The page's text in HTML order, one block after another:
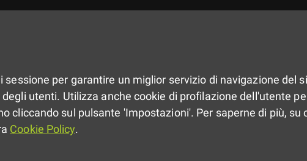
Dalle
per garantire un miglior servizio di navigazione del
utenti. Utilizza anche cookie di profilazione dell'utente
cliccando sul pulsante 'Impostazioni'. Per saperne di più, su
Cookie Policy.